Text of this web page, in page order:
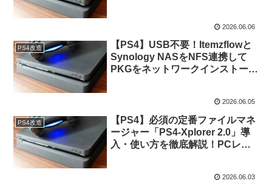
2026.06.06
PS4改造
【PS4】USB不要！Itemzflowと
Synology NASをNFS連携して
PKGをネットワークインストール
2026.06.05
PS4改造
【PS4】必須の定番ファイルマネ
ージャー「PS4-Xplorer 2.0」導
入・使い方を徹底解説！PCレス
2026.06.03